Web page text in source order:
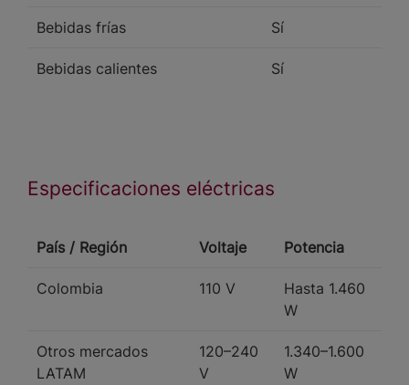
Bebidas frías Sí
Bebidas calientes Sí
Especificaciones eléctricas
País / Región Voltaje Potencia
Colombia 110 V
Hasta 1.460
W
Otros mercados
LATAM
120–240
V
1.340–1.600
W